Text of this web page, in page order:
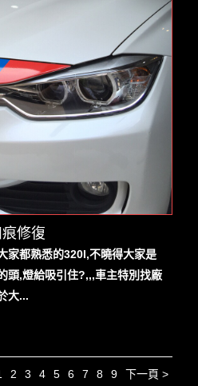
修復
家都熟悉的320I,不曉得大家是
頭,燈給吸引住?,,,車主特別找廠
大...
2 3 4 5 6 7 8 9 下一頁 >